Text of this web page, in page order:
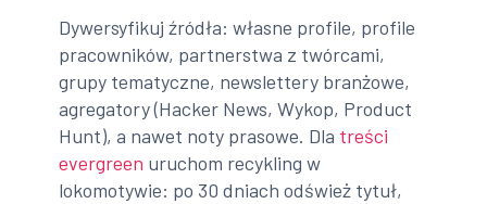
Dywersyfikuj źródła: własne profile, profile
pracowników, partnerstwa z twórcami,
grupy tematyczne, newslettery branżowe,
agregatory (Hacker News, Wykop, Product
Hunt), a nawet noty prasowe. Dla treści
evergreen uruchom recykling w
lokomotywie: po 30 dniach odśwież tytuł,